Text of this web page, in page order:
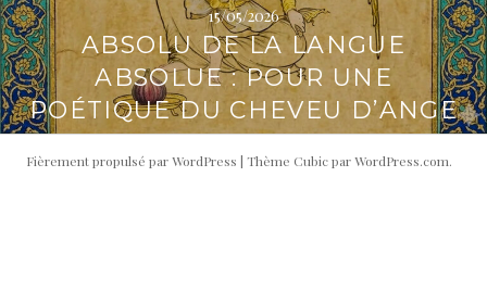
i
p
a
l
t
é
r
a
l
15/05/2026
ABSOLU DE LA LANGUE
ABSOLUE : POUR UNE
POÉTIQUE DU CHEVEU D’ANGE
Fièrement propulsé par WordPress | Thème Cubic parWordPress.com.